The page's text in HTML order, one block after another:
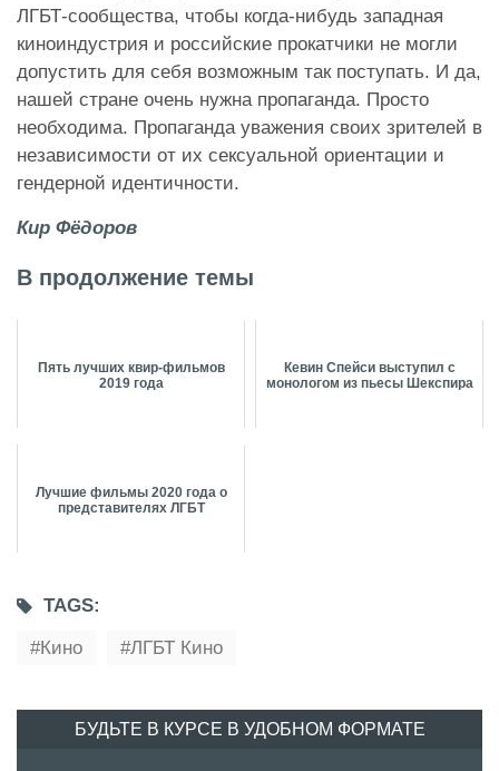
ЛГБТ-сообщества, чтобы когда-нибудь западная
киноиндустрия и российские прокатчики не могли
допустить для себя возможным так поступать. И да,
нашей стране очень нужна пропаганда. Просто
необходима. Пропаганда уважения своих зрителей в
независимости от их сексуальной ориентации и
гендерной идентичности.
Кир Фёдоров
В продолжение темы
Пять лучших квир-фильмов
2019 года
Кевин Спейси выступил с
монологом из пьесы Шекспира
Лучшие фильмы 2020 года о
представителях ЛГБТ
TAGS:
Кино
ЛГБТ Кино
БУДЬТЕ В КУРСЕ В УДОБНОМ ФОРМАТЕ